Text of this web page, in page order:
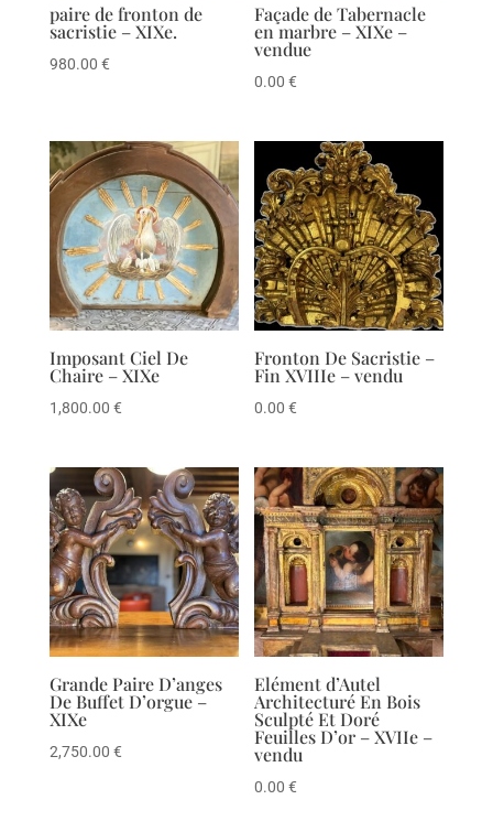
paire de fronton de
sacristie – XIXe.
980.00 €
Façade de Tabernacle
en marbre – XIXe –
vendue
0.00€
Imposant Ciel De
Chaire – XIXe
1,800.00 €
Fronton De Sacristie –
Fin XVIIIe – vendu
0.00€
Grande Paire D’anges
De Buffet D’orgue –
XIXe
2,750.00 €
Elément d’Autel
Architecturé En Bois
Sculpté Et Doré
Feuilles D’or – XVIIe –
vendu
0.00€